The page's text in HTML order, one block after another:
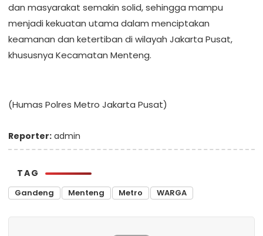
dan masyarakat semakin solid, sehingga mampu
menjadi kekuatan utama dalam menciptakan
keamanan dan ketertiban di wilayah Jakarta Pusat,
khususnya Kecamatan Menteng.
(Humas Polres Metro Jakarta Pusat)
Reporter: admin
TAG
Gandeng Menteng Metro WARGA